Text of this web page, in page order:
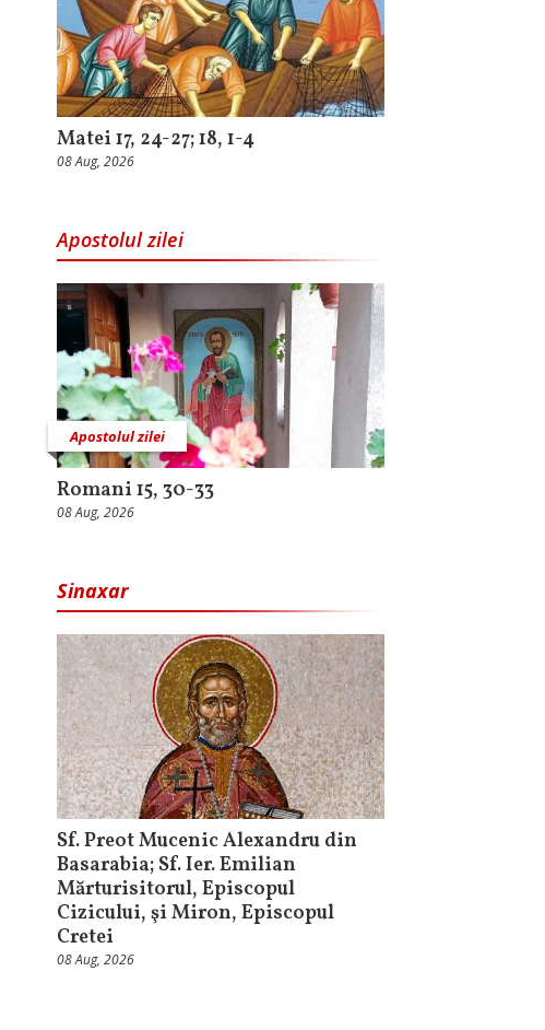
Matei 17, 24-27; 18, 1-4
08 Aug, 2026
Apostolul zilei
Apostolul zilei
Romani 15, 30-33
08 Aug, 2026
Sinaxar
Sf. Preot Mucenic Alexandru din
Basarabia; Sf. Ier. Emilian
Mărturisitorul, Episcopul
Cizicului, şi Miron, Episcopul
Cretei
08 Aug, 2026